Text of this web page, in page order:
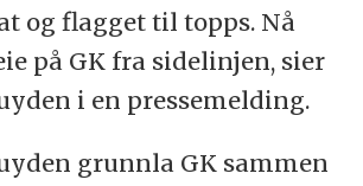
og flagget til topps. Nå
på GK fra sidelinjen, sier
i en pressemelding.
grunnla GK sammen